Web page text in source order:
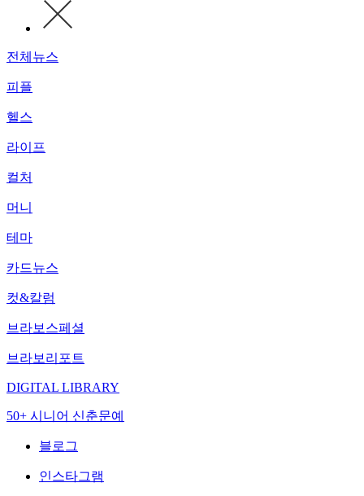
전체뉴스
피플
헬스
라이프
컬처
머니
테마
카드뉴스
컷&칼럼
브라보스페셜
브라보리포트
DIGITAL LIBRARY
50+ 시니어 신춘문예
블로그
인스타그램